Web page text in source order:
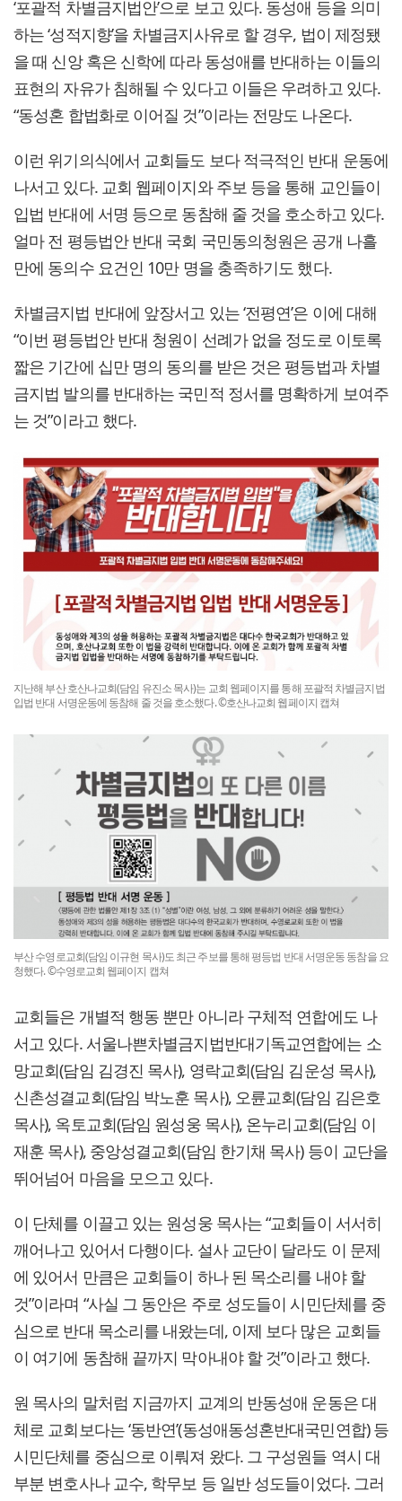
‘포괄적 차별금지법안’으로 보고 있다. 동성애 등을 의미
하는 ‘성적지향’을 차별금지사유로 할 경우, 법이 제정됐
을 때 신앙 혹은 신학에 따라 동성애를 반대하는 이들의
표현의 자유가 침해될 수 있다고 이들은 우려하고 있다.
“동성혼 합법화로 이어질 것”이라는 전망도 나온다.
이런 위기의식에서 교회들도 보다 적극적인 반대 운동에
나서고 있다. 교회 웹페이지와 주보 등을 통해 교인들이
입법 반대에 서명 등으로 동참해 줄 것을 호소하고 있다.
얼마 전 평등법안 반대 국회 국민동의청원은 공개 나흘
만에 동의수 요건인 10만 명을 충족하기도 했다.
차별금지법 반대에 앞장서고 있는 ‘전평연’은 이에 대해
“이번 평등법안 반대 청원이 선례가 없을 정도로 이토록
짧은 기간에 십만 명의 동의를 받은 것은 평등법과 차별
금지법 발의를 반대하는 국민적 정서를 명확하게 보여주
는 것”이라고 했다.
지난해 부산 호산나교회(담임 유진소 목사)는 교회 웹페이지를 통해 포괄적 차별금지법
입법 반대 서명운동에 동참해 줄 것을 호소했다. ©호산나교회 웹페이지 캡쳐
부산 수영로교회(담임 이규현 목사)도 최근 주보를 통해 평등법 반대 서명운동 동참을 요
청했다. ©수영로교회 웹페이지 캡쳐
교회들은 개별적 행동 뿐만 아니라 구체적 연합에도 나
서고 있다. 서울나쁜차별금지법반대기독교연합에는 소
망교회(담임 김경진 목사), 영락교회(담임 김운성 목사),
신촌성결교회(담임 박노훈 목사), 오륜교회(담임 김은호
목사), 옥토교회(담임 원성웅 목사), 온누리교회(담임 이
재훈 목사), 중앙성결교회(담임 한기채 목사) 등이 교단을
뛰어넘어 마음을 모으고 있다.
이 단체를 이끌고 있는 원성웅 목사는 “교회들이 서서히
깨어나고 있어서 다행이다. 설사 교단이 달라도 이 문제
에 있어서 만큼은 교회들이 하나 된 목소리를 내야 할
것”이라며 “사실 그 동안은 주로 성도들이 시민단체를 중
심으로 반대 목소리를 내왔는데, 이제 보다 많은 교회들
이 여기에 동참해 끝까지 막아내야 할 것”이라고 했다.
원 목사의 말처럼 지금까지 교계의 반동성애 운동은 대
체로 교회보다는 ‘동반연’(동성애동성혼반대국민연합) 등
시민단체를 중심으로 이뤄져 왔다. 그 구성원들 역시 대
부분 변호사나 교수, 학무보 등 일반 성도들이었다. 그러